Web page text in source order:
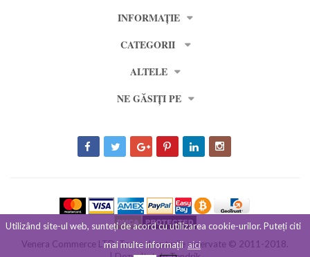
Utilizând site-ul web, sunteți de acord cu utilizarea cookie-urilor. Puteți citi
mai multe informații aici
INFORMAȚIE
CATEGORII
ALTELE
NE GĂSIȚI PE
Venera Commerce LTD. Toate drepturile rezervate © 2011-2018.